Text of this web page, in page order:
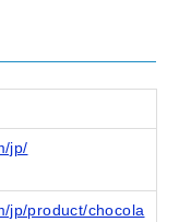
jp/
jp/product/chocola